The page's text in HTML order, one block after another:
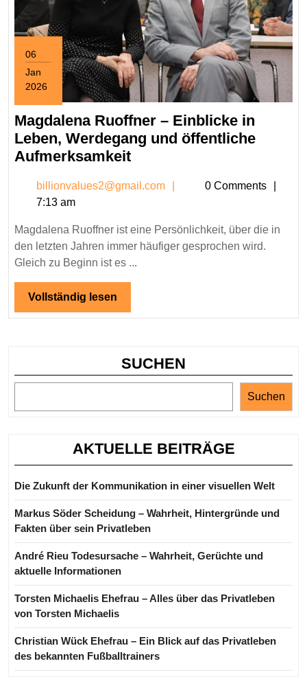
06
Jan
2026
6,
2026
Magdalena Ruoffner – Einblicke in
Leben, Werdegang und öffentliche
AufmerksamkeitMagdalena
–
in
Leben,
Werdegang
und
Aufmerksamkeit
billionvalues2@gmail.com
0 Comments
7:13 am
Magdalena Ruoffner ist eine Persönlichkeit, über die in
den letzten Jahren immer häufiger gesprochen wird.
Gleich zu Beginn ist es ...
Vollständig lesen
lesen
SUCHEN
Suchen
AKTUELLE BEITRÄGE
Die Zukunft der Kommunikation in einer visuellen Welt
Markus Söder Scheidung – Wahrheit, Hintergründe und
Fakten über sein Privatleben
André Rieu Todesursache – Wahrheit, Gerüchte und
aktuelle Informationen
Torsten Michaelis Ehefrau – Alles über das Privatleben
von Torsten Michaelis
Christian Wück Ehefrau – Ein Blick auf das Privatleben
des bekannten Fußballtrainers